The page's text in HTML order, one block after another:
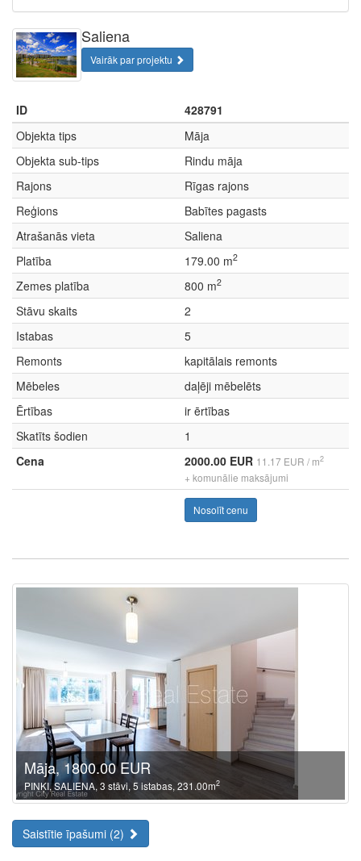
Saliena
Vairāk par projektu
ID
428791
Objekta tips
Māja
Objekta sub-tips
Rindu māja
Rajons
Rīgas rajons
Reģions
Babītes pagasts
Atrašanās vieta
Saliena
Platība
179.00 m2
Zemes platība 800 m2
Stāvu skaits
2
Istabas
5
Remonts
kapitālais remonts
Mēbeles
daļēji mēbelēts
Ērtības
ir ērtības
Skatīts šodien
1
Cena
2000.00 EUR 11.17 EUR / m2
+ komunālie maksājumi
Nosolīt cenu
Māja, 1800.00 EUR
PINĶI, SALIENA, 3 stāvi, 5 istabas, 231.00m2
Saistītie īpašumi (2)